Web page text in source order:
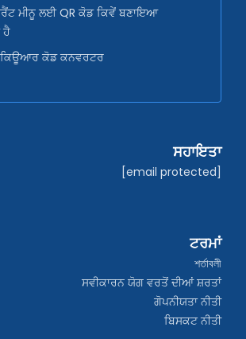
ਮੀਨੂ ਲਈ QR ਕੋਡ ਕਿਵੇਂ ਬਣਾਇਆ
ਹੈ
ਕਿਊਆਰ ਕੋਡ ਕਨਵਰਟਰ
ਸਹਾਇਤਾ
[email protected]
ਟਰਮਾਂ
শর্তাবলী
ਸਵੀਕਾਰਨ ਯੋਗ ਵਰਤੋਂ ਦੀਆਂ ਸ਼ਰਤਾਂ
ਗੋਪਨੀਯਤਾ ਨੀਤੀ
ਬਿਸਕਟ ਨੀਤੀ